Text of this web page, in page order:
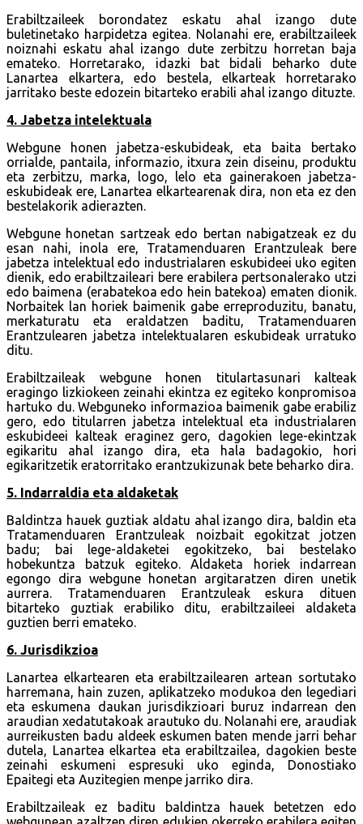
Erabiltzaileek borondatez eskatu ahal izango dute
buletinetako harpidetza egitea. Nolanahi ere, erabiltzaileek
noiznahi eskatu ahal izango dute zerbitzu horretan baja
emateko. Horretarako, idazki bat bidali beharko dute
Lanartea elkartera, edo bestela, elkarteak horretarako
jarritako beste edozein bitarteko erabili ahal izango dituzte.
4. Jabetza intelektuala
Webgune honen jabetza-eskubideak, eta baita bertako
orrialde, pantaila, informazio, itxura zein diseinu, produktu
eta zerbitzu, marka, logo, lelo eta gainerakoen jabetza-
eskubideak ere, Lanartea elkartearenak dira, non eta ez den
bestelakorik adierazten.
Webgune honetan sartzeak edo bertan nabigatzeak ez du
esan nahi, inola ere, Tratamenduaren Erantzuleak bere
jabetza intelektual edo industrialaren eskubideei uko egiten
dienik, edo erabiltzaileari bere erabilera pertsonalerako utzi
edo baimena (erabatekoa edo hein batekoa) ematen dionik.
Norbaitek lan horiek baimenik gabe erreproduzitu, banatu,
merkaturatu eta eraldatzen baditu, Tratamenduaren
Erantzulearen jabetza intelektualaren eskubideak urratuko
ditu.
Erabiltzaileak webgune honen titulartasunari kalteak
eragingo lizkiokeen zeinahi ekintza ez egiteko konpromisoa
hartuko du. Webguneko informazioa baimenik gabe erabiliz
gero, edo titularren jabetza intelektual eta industrialaren
eskubideei kalteak eraginez gero, dagokien lege-ekintzak
egikaritu ahal izango dira, eta hala badagokio, hori
egikaritzetik eratorritako erantzukizunak bete beharko dira.
5. Indarraldia eta aldaketak
Baldintza hauek guztiak aldatu ahal izango dira, baldin eta
Tratamenduaren Erantzuleak noizbait egokitzat jotzen
badu; bai lege-aldaketei egokitzeko, bai bestelako
hobekuntza batzuk egiteko. Aldaketa horiek indarrean
egongo dira webgune honetan argitaratzen diren unetik
aurrera. Tratamenduaren Erantzuleak eskura dituen
bitarteko guztiak erabiliko ditu, erabiltzaileei aldaketa
guztien berri emateko.
6. Jurisdikzioa
Lanartea elkartearen eta erabiltzailearen artean sortutako
harremana, hain zuzen, aplikatzeko modukoa den legediari
eta eskumena daukan jurisdikzioari buruz indarrean den
araudian xedatutakoak arautuko du. Nolanahi ere, araudiak
aurreikusten badu aldeek eskumen baten mende jarri behar
dutela, Lanartea elkartea eta erabiltzailea, dagokien beste
zeinahi eskumeni espresuki uko eginda, Donostiako
Epaitegi eta Auzitegien menpe jarriko dira.
Erabiltzaileak ez baditu baldintza hauek betetzen edo